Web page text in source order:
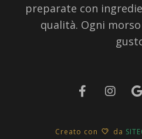
preparate con
qualità. Ogni
Creato con da